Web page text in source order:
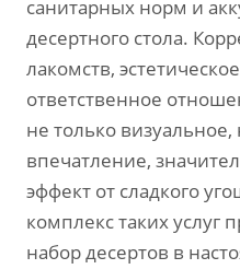
санитарных норм и
десертного стола.
лакомств‚
ответственное
не только
впечатление‚
эффект от сладкого
комплекс таких услуг
набор десертов в